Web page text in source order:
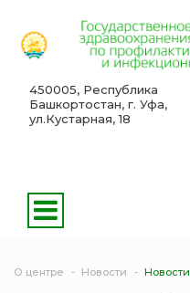
450005, Республика
Башкортостан, г. Уфа,
ул.Кустарная, 18
О центре Новости Новости